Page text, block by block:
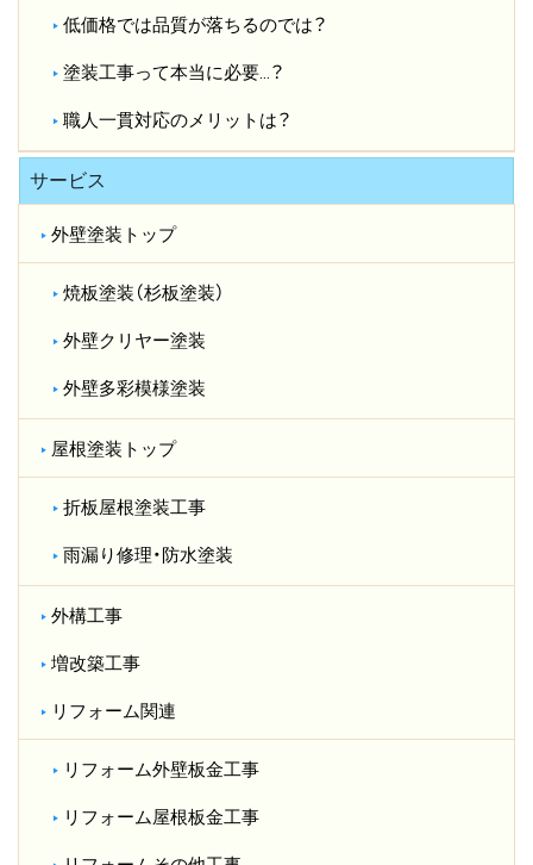
低価格では品質が落ちるのでは？​
塗装工事って本当に必要…？​
職人一貫対応のメリットは？​
サービス
外壁塗装トップ
焼板塗装（杉板塗装）
外壁クリヤー塗装
外壁多彩模様塗装
屋根塗装トップ
折板屋根塗装工事
雨漏り修理・防水塗装
外構工事
増改築工事
リフォーム関連
リフォーム外壁板金工事
リフォーム屋根板金工事